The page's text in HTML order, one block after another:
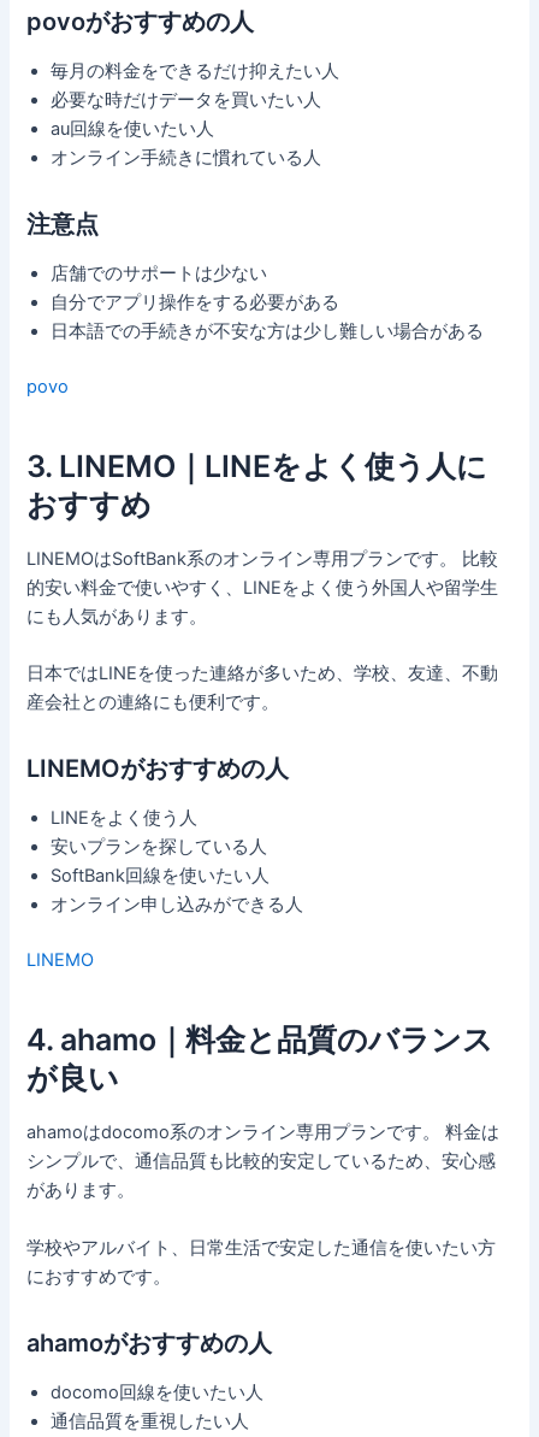
povoがおすすめの人
毎月の料金をできるだけ抑えたい人
必要な時だけデータを買いたい人
au回線を使いたい人
オンライン手続きに慣れている人
注意点
店舗でのサポートは少ない
自分でアプリ操作をする必要がある
日本語での手続きが不安な方は少し難しい場合がある
povo
3. LINEMO｜LINEをよく使う人に
おすすめ
LINEMOはSoftBank系のオンライン専用プランです。 比較
的安い料金で使いやすく、LINEをよく使う外国人や留学生
にも人気があります。
日本ではLINEを使った連絡が多いため、学校、友達、不動
産会社との連絡にも便利です。
LINEMOがおすすめの人
LINEをよく使う人
安いプランを探している人
SoftBank回線を使いたい人
オンライン申し込みができる人
LINEMO
4. ahamo｜料金と品質のバランス
が良い
ahamoはdocomo系のオンライン専用プランです。 料金は
シンプルで、通信品質も比較的安定しているため、安心感
があります。
学校やアルバイト、日常生活で安定した通信を使いたい方
におすすめです。
ahamoがおすすめの人
docomo回線を使いたい人
通信品質を重視したい人